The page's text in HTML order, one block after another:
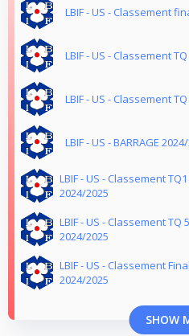
LBIF - US - Classement
LBIF - US - Classement
LBIF - US - Classement
LBIF - US - BARRAGE
LBIF - US - Classement
2024/2025
LBIF - US - Classement TQ
2024/2025
LBIF - US - Classement
2024/2025
SHOW